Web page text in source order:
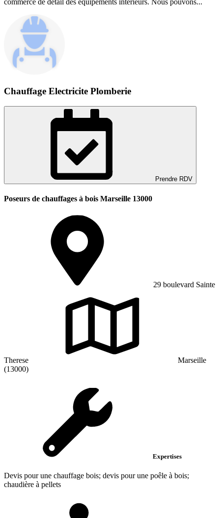
Chauffage Electricite Plomberie
Prendre RDV
Poseurs de chauffages à bois Marseille 13000
29 boulevard Sainte
Therese
Marseille
(13000)
Expertises
Devis pour une chauffage bois; devis pour une poêle à bois;
chaudière à pellets